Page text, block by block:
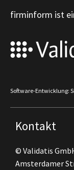
firminform ist
Software-Entwicklung:
Kontakt
© Validatis
Amsterdamer